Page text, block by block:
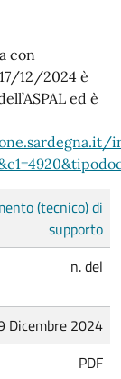
con
12/2024 è
ed è
(tecnico) di
supporto
n. del
Dicembre 2024
PDF